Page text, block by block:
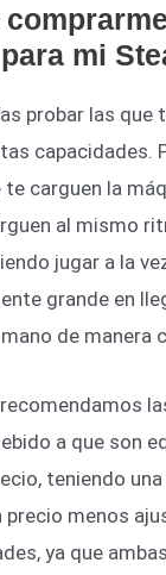
mi
probar las que
capacidades.
carguen la
al mismo
jugar a la
grande en
de manera
a que son
teniendo
precio menos
ya que